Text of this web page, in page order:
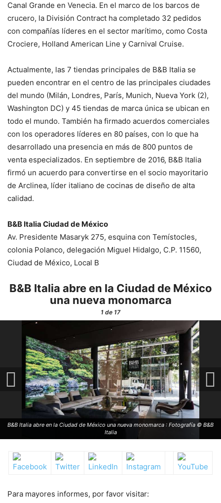
Canal Grande en Venecia. En el marco de los barcos de
crucero, la División Contract ha completado 32 pedidos
con compañías líderes en el sector marítimo, como Costa
Crociere, Holland American Line y Carnival Cruise.
Actualmente, las 7 tiendas principales de B&B Italia se
pueden encontrar en el centro de las principales ciudades
del mundo (Milán, Londres, París, Munich, Nueva York (2),
Washington DC) y 45 tiendas de marca única se ubican en
todo el mundo. También ha firmado acuerdos comerciales
con los operadores líderes en 80 países, con lo que ha
desarrollado una presencia en más de 800 puntos de
venta especializados. En septiembre de 2016, B&B Italia
firmó un acuerdo para convertirse en el socio mayoritario
de Arclinea, líder italiano de cocinas de diseño de alta
calidad.
B&B Italia Ciudad de México
Av. Presidente Masaryk 275, esquina con Temístocles,
colonia Polanco, delegación Miguel Hidalgo, C.P. 11560,
Ciudad de México, Local B
B&B Italia abre en la Ciudad de México
una nueva monomarca
1 de 17
B&B Italia abre en la Ciudad de México una nueva monomarca : Fotografía © B&B
Italia
Para mayores informes, por favor visitar: